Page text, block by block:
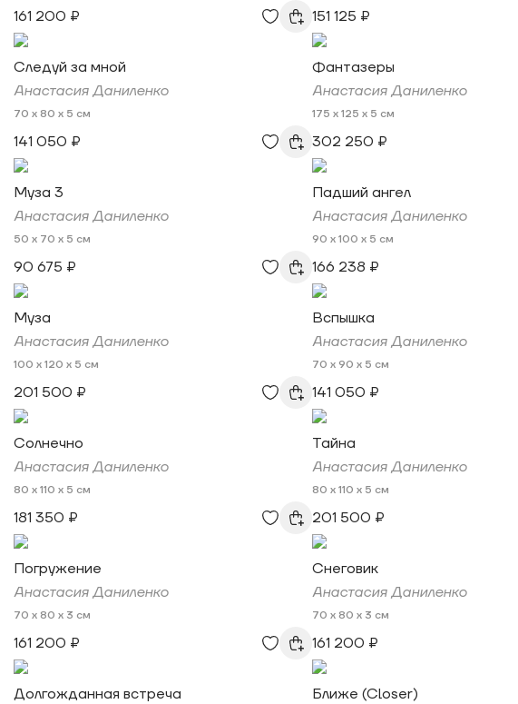
161 200 ₽
Следуй за мной
Анастасия Даниленко
70 x 80 x 5 см
141 050 ₽
Муза 3
Анастасия Даниленко
50 x 70 x 5 см
90 675 ₽
Муза
Анастасия Даниленко
100 x 120 x 5 см
201 500 ₽
Солнечно
Анастасия Даниленко
80 x 110 x 5 см
181 350 ₽
Погружение
Анастасия Даниленко
70 x 80 x 3 см
161 200 ₽
Долгожданная встреча
151 125 ₽
Фантазеры
Анастасия Даниленко
175 x 125 x 5 см
302 250 ₽
Падший ангел
Анастасия Даниленко
90 x 100 x 5 см
166 238 ₽
Вспышка
Анастасия Даниленко
70 x 90 x 5 см
141 050 ₽
Тайна
Анастасия Даниленко
80 x 110 x 5 см
201 500 ₽
Снеговик
Анастасия Даниленко
70 x 80 x 3 см
161 200 ₽
Ближе (Closer)